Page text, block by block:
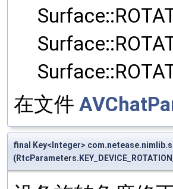
在文件
final Key<Integer>